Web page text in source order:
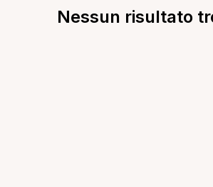
Nessun risultato